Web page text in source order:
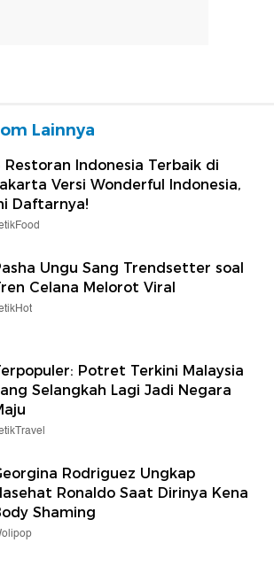
Lainnya
Restoran Indonesia Terbaik di
Versi Wonderful Indonesia,
Daftarnya!
Ungu Sang Trendsetter soal
Celana Melorot Viral
Potret Terkini Malaysia
Selangkah Lagi Jadi Negara
Rodriguez Ungkap
Ronaldo Saat Dirinya Kena
Shaming